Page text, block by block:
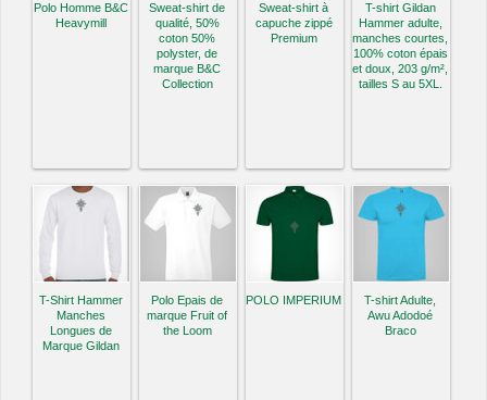
Polo Homme B&C
Heavymill
Sweat-shirt de
qualité, 50%
coton 50%
polyster, de
marque B&C
Collection
Sweat-shirt à
capuche zippé
Premium
T-shirt Gildan
Hammer adulte,
manches courtes,
100% coton épais
et doux, 203 g/m²,
tailles S au 5XL.
T-Shirt Hammer
Manches
Longues de
Marque Gildan
Polo Epais de
marque Fruit of
the Loom
POLO IMPERIUM
T-shirt Adulte,
Awu Adodoé
Braco